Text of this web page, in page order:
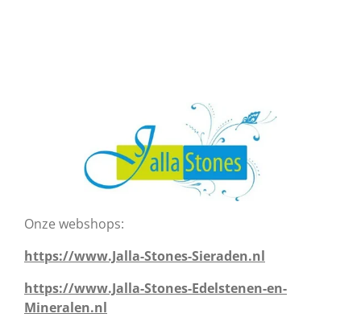
Onze webshops:
https://www.Jalla-Stones-Sieraden.nl
https://www.Jalla-Stones-Edelstenen-en-
Mineralen.nl